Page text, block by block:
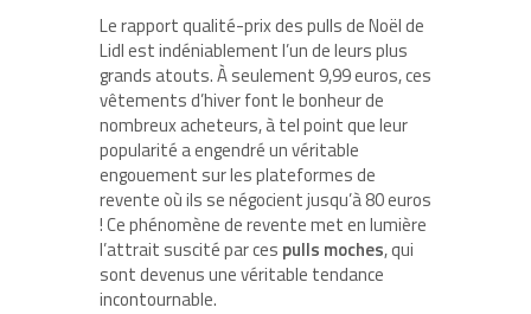
Le rapport qualité-prix des pulls de Noël de
Lidl est indéniablement l’un de leurs plus
grands atouts. À seulement 9,99 euros, ces
vêtements d’hiver font le bonheur de
nombreux acheteurs, à tel point que leur
popularité a engendré un véritable
engouement sur les plateformes de
revente où ils se négocient jusqu’à 80 euros
! Ce phénomène de revente met en lumière
l’attrait suscité par ces pulls moches, qui
sont devenus une véritable tendance
incontournable.